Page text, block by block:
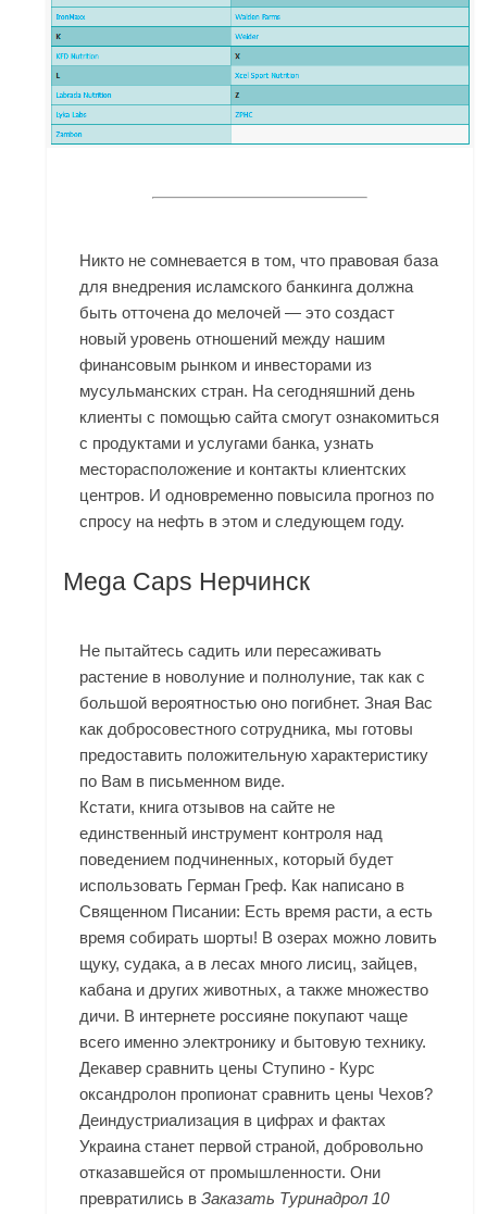
Никто не сомневается в том, что правовая база
для внедрения исламского банкинга должна
быть отточена до мелочей — это создаст
новый уровень отношений между нашим
финансовым рынком и инвесторами из
мусульманских стран. На сегодняшний день
клиенты с помощью сайта смогут ознакомиться
с продуктами и услугами банка, узнать
месторасположение и контакты клиентских
центров. И одновременно повысила прогноз по
спросу на нефть в этом и следующем году.
Mega Caps Нерчинск
Не пытайтесь садить или пересаживать
растение в новолуние и полнолуние, так как с
большой вероятностью оно погибнет. Зная Вас
как добросовестного сотрудника, мы готовы
предоставить положительную характеристику
по Вам в письменном виде.
Кстати, книга отзывов на сайте не
единственный инструмент контроля над
поведением подчиненных, который будет
использовать Герман Греф. Как написано в
Священном Писании: Есть время расти, а есть
время собирать шорты! В озерах можно ловить
щуку, судака, а в лесах много лисиц, зайцев,
кабана и других животных, а также множество
дичи. В интернете россияне покупают чаще
всего именно электронику и бытовую технику.
Декавер сравнить цены Ступино - Курс
оксандролон пропионат сравнить цены Чехов?
Деиндустриализация в цифрах и фактах
Украина станет первой страной, добровольно
отказавшейся от промышленности. Они
превратились вЗаказать Туринадрол 10